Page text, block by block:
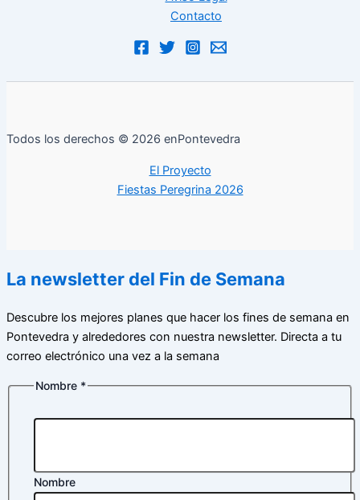
Contacto
Todos los derechos © 2026 enPontevedra
El Proyecto
Fiestas Peregrina 2026
La newsletter del Fin de Semana
Descubre los mejores planes que hacer los fines de semana en
Pontevedra y alrededores con nuestra newsletter. Directa a tu
correo electrónico una vez a la semana
Nombre *
Nombre